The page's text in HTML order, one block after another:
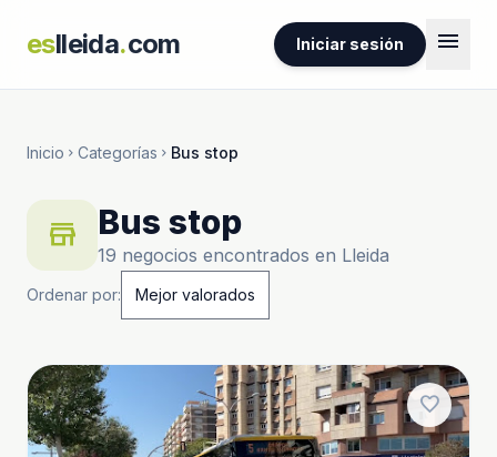
eslleida.com Iniciar sesión menu
Inicio chevron_right Categorías chevron_right Bus stop
store Bus stop
19 negocios encontrados en Lleida
Ordenar por:
favorite